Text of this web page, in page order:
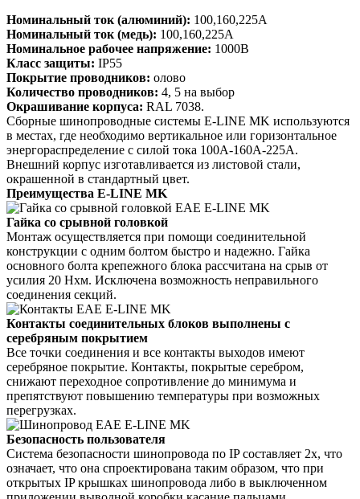
Номинальный ток (алюминий): 100,160,225A
Номинальный ток (медь): 100,160,225A
Номинальное рабочее напряжение: 1000В
Класс защиты: IP55
Покрытие проводников: олово
Количество проводников: 4, 5 на выбор
Окрашивание корпуса: RAL 7038.
Сборные шинопроводные системы E-LINE MK используются
в местах, где необходимо вертикальное или горизонтальное
энергораспределение с силой тока 100А-160А-225А.
Внешний корпус изготавливается из листовой стали,
окрашенной в стандартный цвет.
Преимущества E-LINE MK
Гайка со срывной головкой
Монтаж осуществляется при помощи соединительной
конструкции с одним болтом быстро и надежно. Гайка
основного болта крепежного блока рассчитана на срыв от
усилия 20 Нхм. Исключена возможность неправильного
соединения секций.
Контакты соединительных блоков выполнены с
серебряным покрытием
Все точки соединения и все контакты выходов имеют
серебряное покрытие. Контакты, покрытые серебром,
снижают переходное сопротивление до минимума и
препятствуют повышению температуры при возможных
перегрузках.
Безопасность пользователя
Система безопасности шинопровода по IP составляет 2х, что
означает, что она спроектирована таким образом, что при
открытых IP крышках шинопровода либо в выключенном